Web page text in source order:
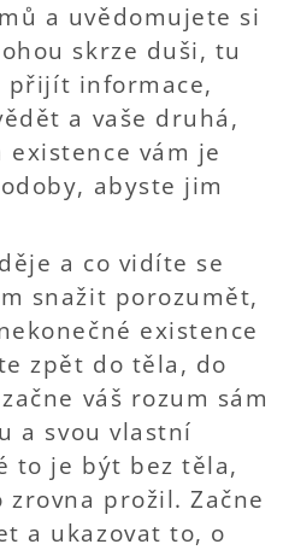
a uvědomujete si
skrze duši, tu
přijít informace,
a vaše druhá,
existence vám je
abyste jim
a co vidíte se
snažit porozumět,
existence
zpět do těla, do
váš rozum sám
a svou vlastní
to je být bez těla,
zrovna prožil. Začne
a ukazovat to, o